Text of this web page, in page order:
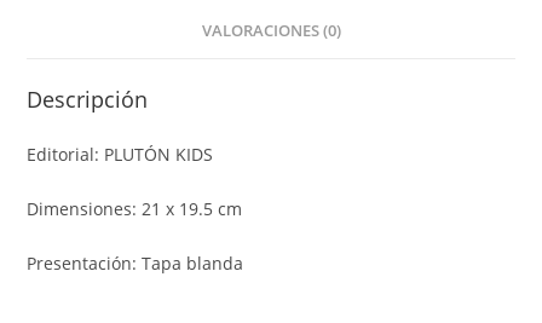
VALORACIONES (0)
Descripción
Editorial: PLUTÓN KIDS
Dimensiones: 21 x 19.5 cm
Presentación: Tapa blanda